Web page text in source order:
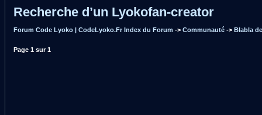
Recherche d’un Lyokofan-creator
Forum Code Lyoko | CodeLyoko.Fr Index du Forum -> Communauté -> Blabla
Page 1 sur1